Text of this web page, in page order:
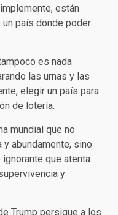
están
país donde poder
es nada
las urnas y las
elegir un país para
de lotería.
mundial que no
y abundamente, sino
que atenta
y
Trump persigue a los